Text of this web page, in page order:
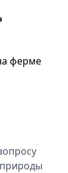
ферме